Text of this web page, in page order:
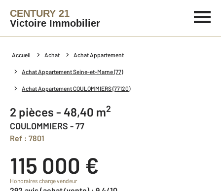
CENTURY 21
Victoire Immobilier
Accueil Achat Achat Appartement
Achat Appartement Seine-et-Marne (77)
Achat Appartement COULOMMIERS (77120)
2 pièces - 48,40 m2
COULOMMIERS - 77
Ref : 7801
115 000 €
Honoraires charge vendeur